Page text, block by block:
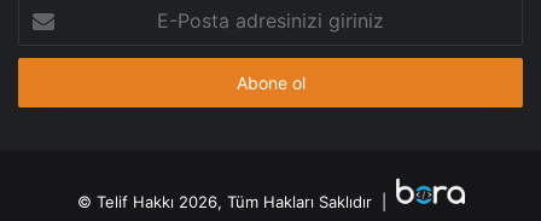
Posta
adresinizi
© Telif Hakkı 2026, Tüm Hakları Saklıdır |